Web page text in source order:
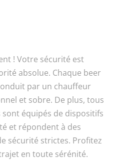
! Votre sécurité est
absolue. Chaque beer
par un chauffeur
et sobre. De plus, tous
sont équipés de dispositifs
et répondent à des
sécurité strictes. Profitez
en toute sérénité.